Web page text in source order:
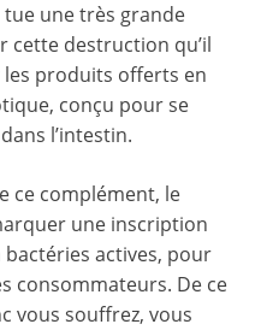
tue une très grande
cette destruction qu’il
produits offerts en
conçu pour se
l’intestin.
ce complément, le
une inscription
actives, pour
consommateurs. De ce
vous souffrez, vous